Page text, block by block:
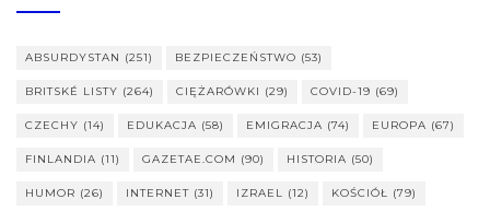
ABSURDYSTAN (251) BEZPIECZEŃSTWO (53)
BRITSKÉ LISTY (264) CIĘŻARÓWKI (29) COVID-19 (69)
CZECHY (14) EDUKACJA (58) EMIGRACJA (74) EUROPA (67)
FINLANDIA (11) GAZETAE.COM (90) HISTORIA (50)
HUMOR (26) INTERNET (31) IZRAEL (12) KOŚCIÓŁ (79)